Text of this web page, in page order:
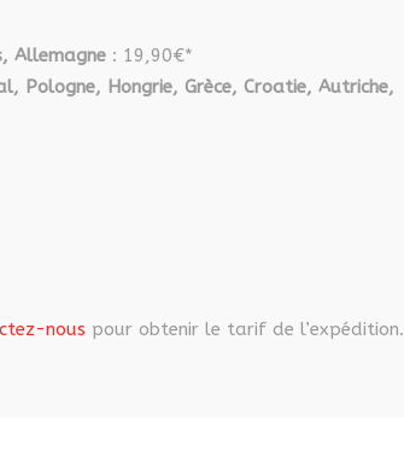
Allemagne : 19,90€*
Pologne, Hongrie, Grèce, Croatie, Autriche,
nous pour obtenir le tarif de l’expédition.